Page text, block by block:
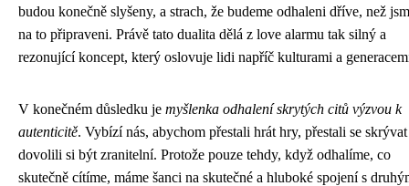
budou konečně slyšeny, a strach, že budeme odhaleni dříve, než
na to připraveni. Právě tato dualita dělá z love alarmu tak silný a
rezonující koncept, který oslovuje lidi napříč kulturami a
V konečném důsledku je myšlenka odhalení skrytých citů výzvou k
autenticitě. Vybízí nás, abychom přestali hrát hry, přestali se skrývat
dovolili si být zranitelní. Protože pouze tehdy, když odhalíme, co
skutečně cítíme, máme šanci na skutečné a hluboké spojení s